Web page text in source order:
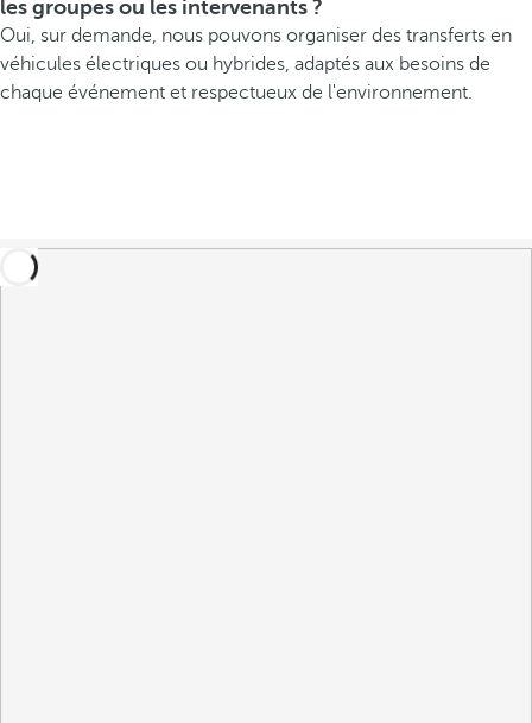
les groupes ou les intervenants ?
Oui, sur demande, nous pouvons organiser des transferts en
véhicules électriques ou hybrides, adaptés aux besoins de
chaque événement et respectueux de l'environnement.